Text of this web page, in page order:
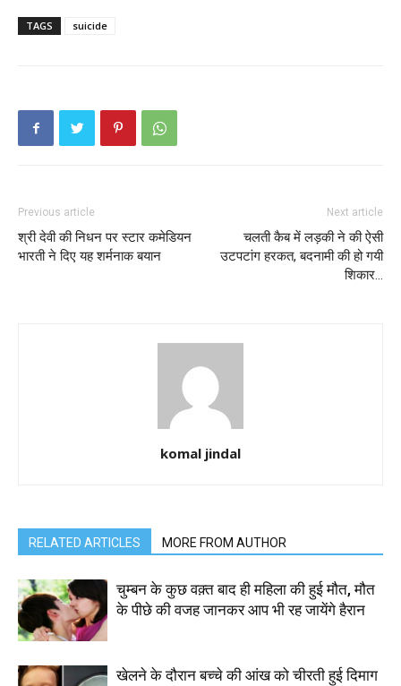
TAGS suicide
Previous article
श्री देवी की निधन पर स्टार कमेडियन
भारती ने दिए यह शर्मनाक बयान
Next article
चलती कैब में लड़की ने की ऐसी
उटपटांग हरकत, बदनामी की हो गयी
शिकार…
komal jindal
RELATED ARTICLES MORE FROM AUTHOR
चुम्बन के कुछ वक़्त बाद ही महिला की हुई मौत, मौत
के पीछे की वजह जानकर आप भी रह जायेंगे हैरान
खेलने के दौरान बच्चे की आंख को चीरती हुई दिमाग